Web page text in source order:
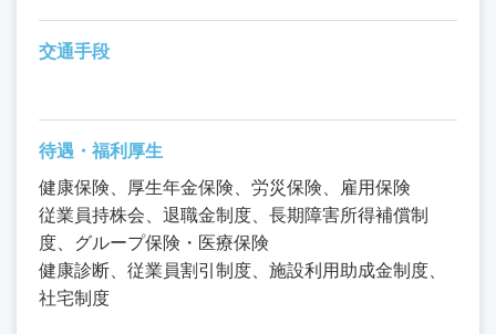
交通手段
待遇・福利厚生
健康保険、厚生年金保険、労災保険、雇用保険
従業員持株会、退職金制度、長期障害所得補償制
度、グループ保険・医療保険
健康診断、従業員割引制度、施設利用助成金制度、
社宅制度